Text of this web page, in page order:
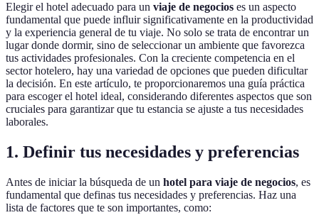
Elegir el hotel adecuado para un viaje de negocios es un aspecto
fundamental que puede influir significativamente en la productividad
y la experiencia general de tu viaje. No solo se trata de encontrar un
lugar donde dormir, sino de seleccionar un ambiente que favorezca
tus actividades profesionales. Con la creciente competencia en el
sector hotelero, hay una variedad de opciones que pueden dificultar
la decisión. En este artículo, te proporcionaremos una guía práctica
para escoger el hotel ideal, considerando diferentes aspectos que son
cruciales para garantizar que tu estancia se ajuste a tus necesidades
laborales.
1. Definir tus necesidades y preferencias
Antes de iniciar la búsqueda de un hotel para viaje de negocios, es
fundamental que definas tus necesidades y preferencias. Haz una
lista de factores que te son importantes, como: